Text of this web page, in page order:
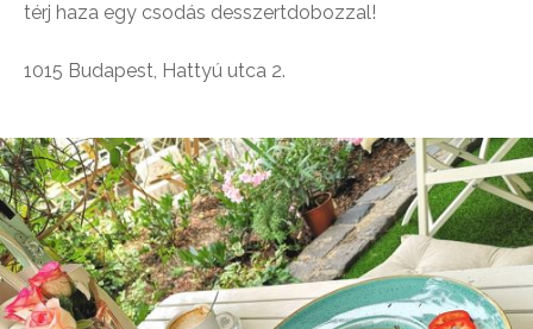
térj haza egy csodás desszertdobozzal!
1015 Budapest, Hattyú utca 2.